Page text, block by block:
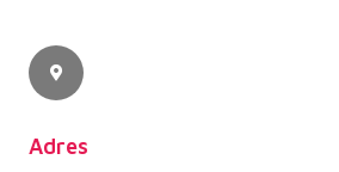
Adres